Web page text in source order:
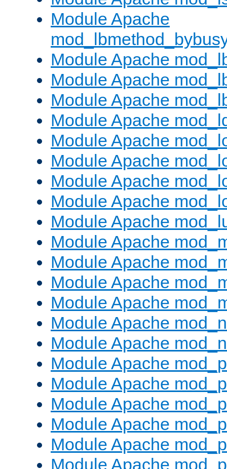
Module Apache
Module Apache
Module Apache
Module Apache
Module Apache
Module Apache
Module Apache
Module Apache
Module Apache
Module Apache
Module Apache
Module Apache
Module Apache
Module Apache
Module Apache
Module Apache
Module Apache
Module Apache
Module Apache
Module Apache
Module Apache
Module Apache